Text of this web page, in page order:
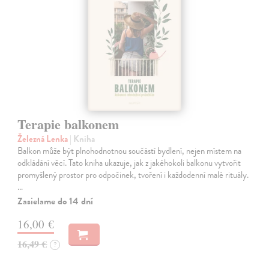
Terapie balkonem
Železná Lenka| Kniha
Balkon může být plnohodnotnou součástí bydlení, nejen místem na
odkládání věcí. Tato kniha ukazuje, jak z jakéhokoli balkonu vytvořit
promyšlený prostor pro odpočinek, tvoření i každodenní malé rituály.
…
Zasielame do 14 dní
16,00 €
16,49 € ?